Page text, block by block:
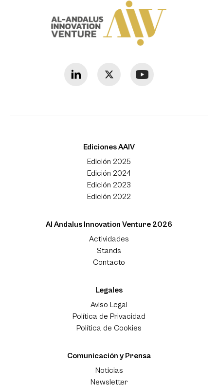
Ediciones AAIV
Edición 2025
Edición 2024
Edición 2023
Edición 2022
Al Andalus Innovation Venture 2026
Actividades
Stands
Contacto
Legales
Aviso Legal
Política de Privacidad
Política de Cookies
Comunicación y Prensa
Noticias
Newsletter